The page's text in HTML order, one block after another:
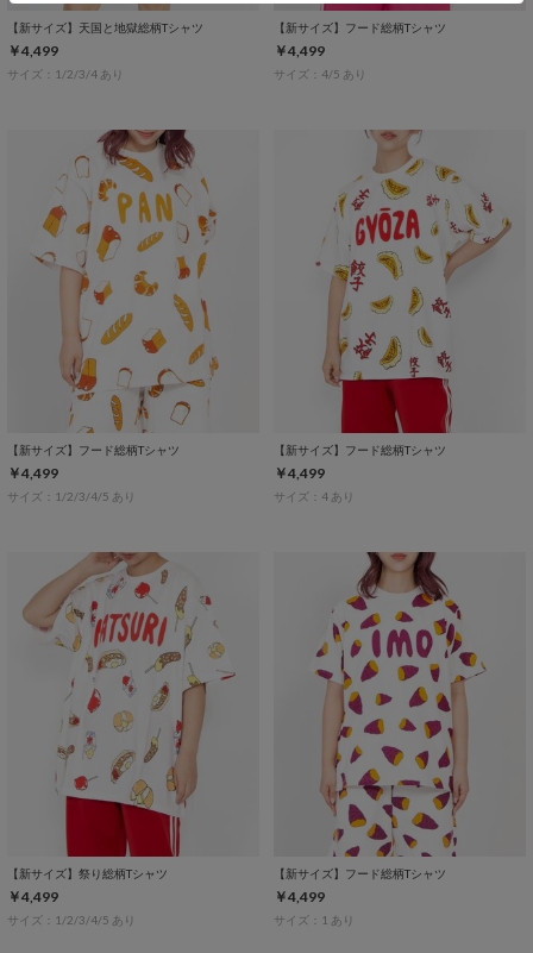
【新サイズ】天国と地獄総柄Tシャツ
￥4,499
サイズ：1/2/3/4 あり
【新サイズ】フード総柄Tシャツ
￥4,499
サイズ：4/5 あり
【新サイズ】フード総柄Tシャツ
￥4,499
サイズ：1/2/3/4/5 あり
【新サイズ】フード総柄Tシャツ
￥4,499
サイズ：4 あり
【新サイズ】祭り総柄Tシャツ
￥4,499
サイズ：1/2/3/4/5 あり
【新サイズ】フード総柄Tシャツ
￥4,499
サイズ：1 あり